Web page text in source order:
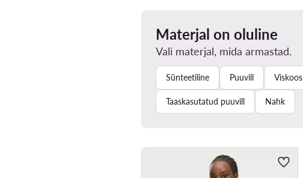
Materjal on oluline
Vali materjal, mida armastad.
Sünteetiline Puuvill Viskoos
Taaskasutatud puuvill Nahk